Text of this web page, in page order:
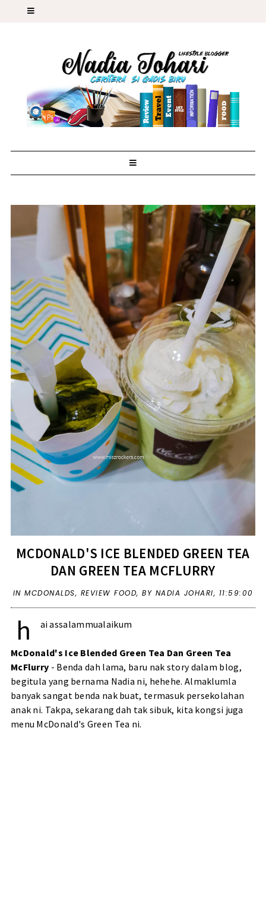
MCDONALD'S ICE BLENDED GREEN TEA
DAN GREEN TEA MCFLURRY
IN MCDONALDS, REVIEW FOOD, BY NADIA JOHARI, 11:59:00
h ai assalammualaikum
McDonald's Ice Blended Green Tea Dan Green Tea
McFlurry - Benda dah lama, baru nak story dalam blog,
begitula yang bernama Nadia ni, hehehe. Almaklumla
banyak sangat benda nak buat, termasuk persekolahan
anak ni. Takpa, sekarang dah tak sibuk, kita kongsi juga
menu McDonald's Green Tea ni.